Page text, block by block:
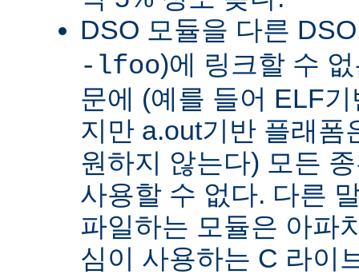
DSO 모듈을 다른
-lfoo)에 링크할 수
문에 (예를 들어 ELF
지만 a.out기반 플래폼
원하지 않는다) 모든
사용할 수 없다. 다른
파일하는 모듈은 아파
심이 사용하는 C 라이